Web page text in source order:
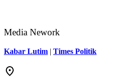
Media Nework
Kabar Lutim | Times Politik